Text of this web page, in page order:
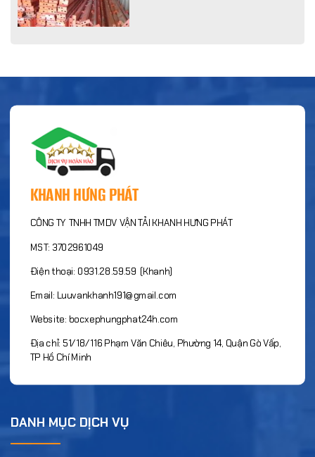
KHANH HƯNG PHÁT
CÔNG TY TNHH TMDV VẬN TẢI KHANH HƯNG PHÁT
MST: 3702961049
Điện thoại: 0931.28.59.59 (Khanh)
Email: Luuvankhanh191@gmail.com
Website: bocxephungphat24h.com
Địa chỉ: 51/18/116 Phạm Văn Chiêu, Phường 14, Quận Gò Vấp,
TP Hồ Chí Minh
DANH MỤC DỊCH VỤ